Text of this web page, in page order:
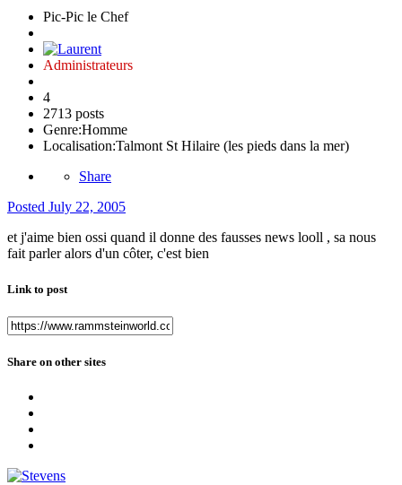
Pic-Pic le Chef
Administrateurs
4
2713 posts
Genre:Homme
Localisation:Talmont St Hilaire (les pieds dans la mer)
Share
Posted July 22, 2005
et j'aime bien ossi quand il donne des fausses news looll , sa nous
fait parler alors d'un côter, c'est bien
Link to post
Share on other sites